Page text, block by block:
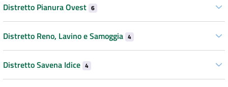
Distretto Pianura Ovest 6
Distretto Reno, Lavino e Samoggia 4
Distretto Savena Idice 4